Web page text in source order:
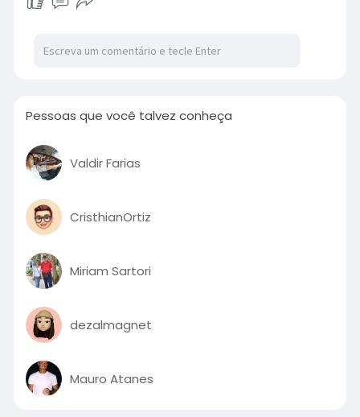
Pessoas que você talvez conheça
Valdir Farias
CristhianOrtiz
Miriam Sartori
dezalmagnet
Mauro Atanes